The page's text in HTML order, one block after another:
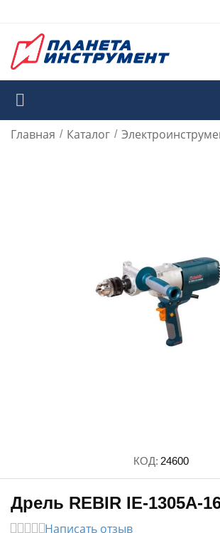
Главная / Каталог /
КОД: 24600
Дрель REBIR IE-1305А-
Написать отзыв